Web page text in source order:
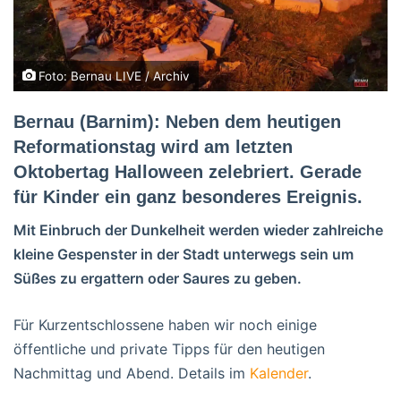
Foto: Bernau LIVE / Archiv
Bernau (Barnim): Neben dem heutigen
Reformationstag wird am letzten
Oktobertag Halloween zelebriert. Gerade
für Kinder ein ganz besonderes Ereignis.
Mit Einbruch der Dunkelheit werden wieder zahlreiche
kleine Gespenster in der Stadt unterwegs sein um
Süßes zu ergattern oder Saures zu geben.
Für Kurzentschlossene haben wir noch einige
öffentliche und private Tipps für den heutigen
Nachmittag und Abend. Details im Kalender.